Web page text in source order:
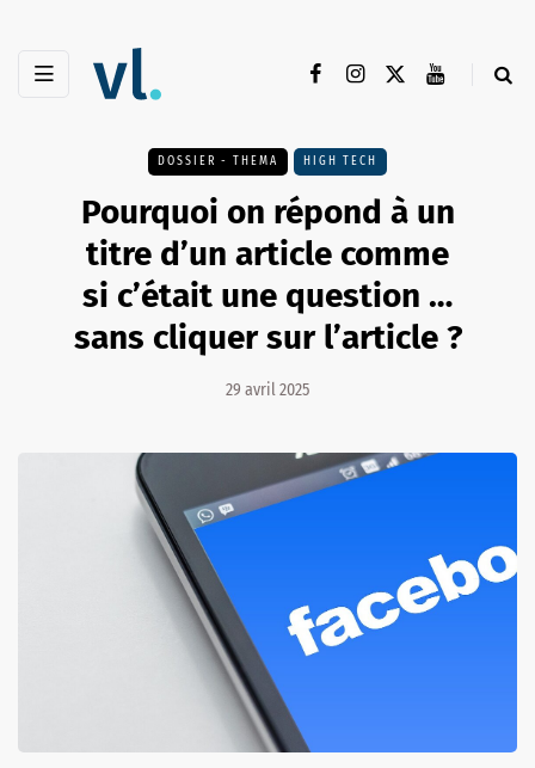
DOSSIER - THEMA HIGH TECH
Pourquoi on répond à un
titre d’un article comme
si c’était une question …
sans cliquer sur l’article ?
29 avril 2025